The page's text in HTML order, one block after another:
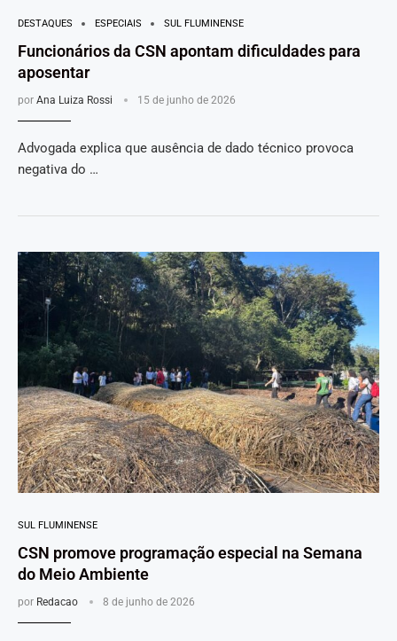
DESTAQUES ESPECIAIS SUL FLUMINENSE
Funcionários da CSN apontam dificuldades para
aposentar
por Ana Luiza Rossi 15 de junho de 2026
Advogada explica que ausência de dado técnico provoca
negativa do …
SUL FLUMINENSE
CSN promove programação especial na Semana
do Meio Ambiente
por Redacao 8 de junho de 2026